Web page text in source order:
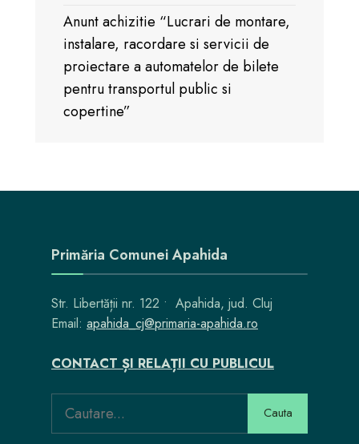
Anunt achizitie “Lucrari de montare,
instalare, racordare si servicii de
proiectare a automatelor de bilete
pentru transportul public si
copertine”
Primăria Comunei Apahida
Str. Libertății nr. 122 • Apahida, jud. Cluj
Email: apahida_cj@primaria-apahida.ro
CONTACT ȘI RELAȚII CU PUBLICUL
for:
Cauta